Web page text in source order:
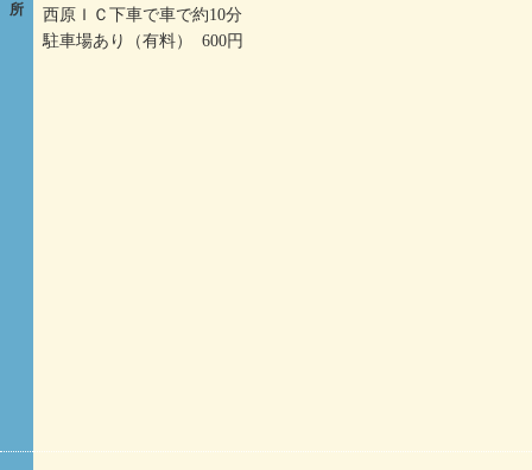
所
西原ＩＣ下車で車で約10分
駐車場あり（有料） 600円